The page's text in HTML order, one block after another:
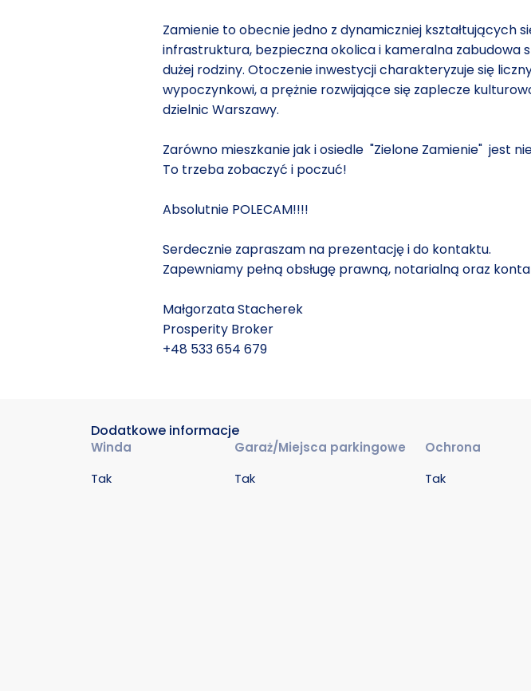
Zamienie to obecnie jedno z dynamiczniej kształtujących
infrastruktura, bezpieczna okolica i kameralna zabudowa
dużej rodziny. Otoczenie inwestycji charakteryzuje się
wypoczynkowi, a prężnie rozwijające się zaplecze
dzielnic Warszawy.
Zarówno mieszkanie jak i osiedle "Zielone Zamienie" jest
To trzeba zobaczyć i poczuć!
Absolutnie POLECAM!!!!
Serdecznie zapraszam na prezentację i do kontaktu.
Zapewniamy pełną obsługę prawną, notarialną oraz
Małgorzata Stacherek
Prosperity Broker
+48 533 654 679
Dodatkowe informacje
Winda
Tak
Garaż/Miejsca parkingowe
Tak
Ochrona
Tak